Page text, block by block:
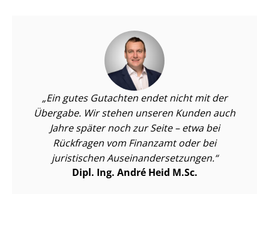
Ein gutes Gutachten endet nicht mit der
Übergabe. Wir stehen unseren Kunden auch
Jahre später noch zur Seite – etwa bei
Rückfragen vom Finanzamt oder bei
juristischen Aus­ein­an­der­set­zun­gen.
Dipl. Ing. André Heid M.Sc.